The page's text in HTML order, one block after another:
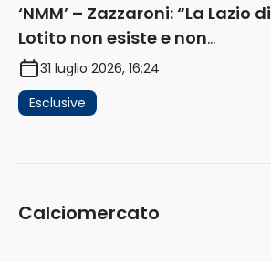
‘NMM’ – Zazzaroni: “La Lazio di
Lotito non esiste e non
funziona più. E’ ora di lasciare,
ma lui non ascolta. Pignataro?
Ho verificato…” (AUDIO)
31 luglio 2026, 16:24
Esclusive
Calciomercato